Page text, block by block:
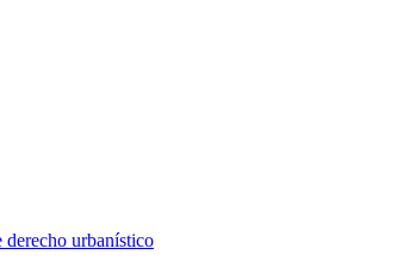
derecho urbanístico